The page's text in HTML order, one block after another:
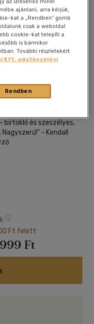
Megosztom
|puhatáblás,
birtokló és szeszélyes,
- Kendall
Kincaiddel tudtam, hogy
ösztöndíjas lányoknak
a világába, az ő
Ft felett
Ft
ajánlani, arra kérjük,
kat a „Rendben” gomb
csak a weboldal
cookie-kat telepíti a
is bármikor
További részletekért
Kft. adatkezelési
Rendben